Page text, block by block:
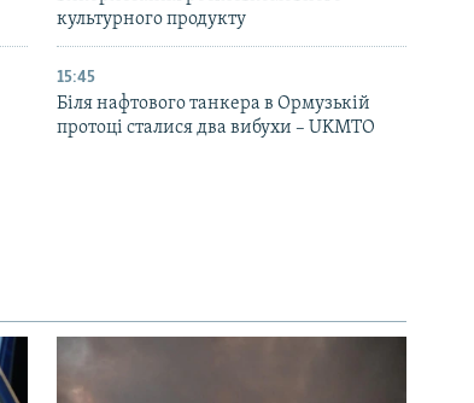
культурного продукту
15:45
Біля нафтового танкера в Ормузькій
протоці сталися два вибухи – UKMTO